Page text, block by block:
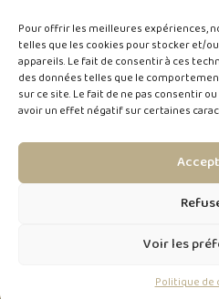
Pour offrir les meilleures expériences,
telles que les cookies pour stocker et/
appareils. Le fait de consentir à ces
des données telles que le
sur ce site. Le fait de ne pas consentir
avoir un effet négatif sur certaines
Voir les
Politique de
DÉCOUVRIR LE
Cosmétiques
Composants
Esthéticiennes
Produits
Nutrition
DISCUTONS DE